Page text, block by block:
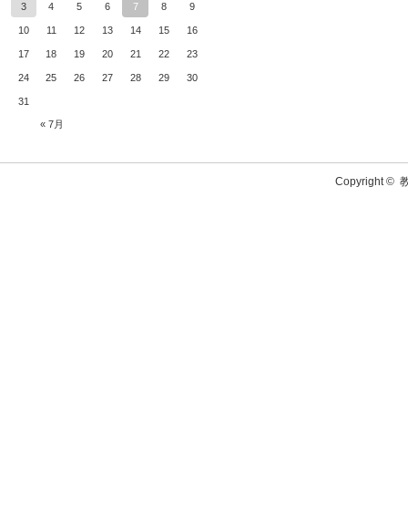
« 7月
3 4 5 6 7 8 9
10 11 12 13 14 15 16
17 18 19 20 21 22 23
24 25 26 27 28 29 30
31
Copyright ©